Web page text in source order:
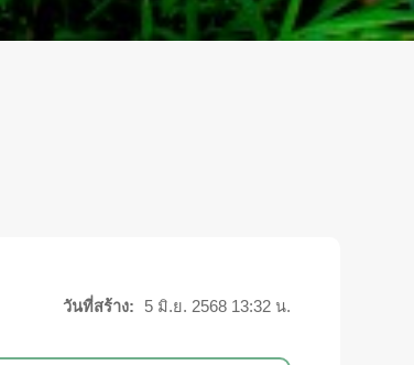
วันที่สร้าง: 5 มิ.ย. 2568 13:32 น.